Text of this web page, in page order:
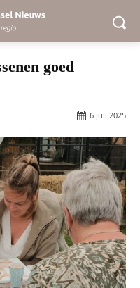
goed
6 juli 2025